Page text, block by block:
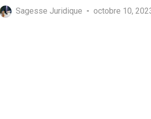
Sagesse Juridique - octobre 10,